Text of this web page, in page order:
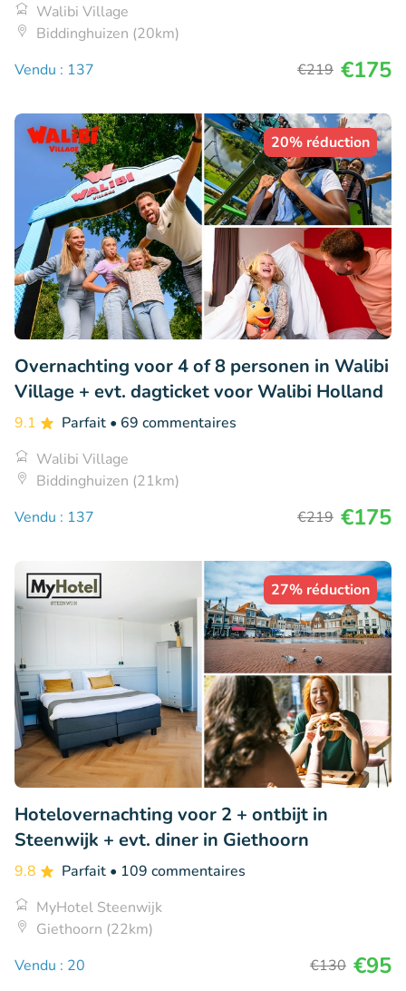
Walibi Village
Biddinghuizen (20km)
Vendu : 137
€219 €175
20% réduction
Overnachting voor 4 of 8 personen in Walibi
Village + evt. dagticket voor Walibi Holland
9.1 Parfait • 69 commentaires
Walibi Village
Biddinghuizen (21km)
Vendu : 137
€219 €175
27% réduction
Hotelovernachting voor 2 + ontbijt in
Steenwijk + evt. diner in Giethoorn
9.8 Parfait • 109 commentaires
MyHotel Steenwijk
Giethoorn (22km)
Vendu : 20
€130 €95